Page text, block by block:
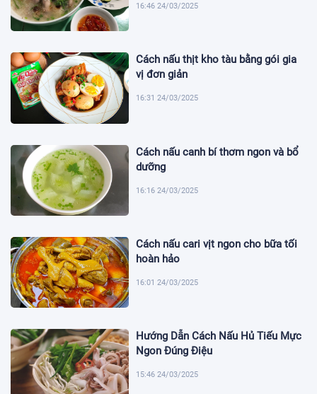
16:46 24/03/2025
Cách nấu thịt kho tàu bằng gói gia
vị đơn giản
16:31 24/03/2025
Cách nấu canh bí thơm ngon và bổ
dưỡng
16:16 24/03/2025
Cách nấu cari vịt ngon cho bữa tối
hoàn hảo
16:01 24/03/2025
Hướng Dẫn Cách Nấu Hủ Tiếu Mực
Ngon Đúng Điệu
15:46 24/03/2025